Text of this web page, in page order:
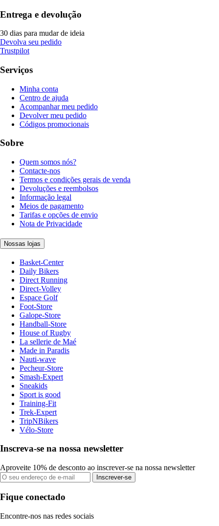
Entrega e devolução
30 dias para mudar de ideia
Devolva seu pedido
Trustpilot
Serviços
Minha conta
Centro de ajuda
Acompanhar meu pedido
Devolver meu pedido
Códigos promocionais
Sobre
Quem somos nós?
Contacte-nos
Termos e condições gerais de venda
Devoluções e reembolsos
Informação legal
Meios de pagamento
Tarifas e opções de envio
Nota de Privacidade
Nossas lojas
Basket-Center
Daily Bikers
Direct Running
Direct-Volley
Espace Golf
Foot-Store
Galope-Store
Handball-Store
House of Rugby
La sellerie de Maé
Made in Paradis
Nauti-wave
Pecheur-Store
Smash-Expert
Sneakids
Sport is good
Training-Fit
Trek-Expert
TripNBikers
Vélo-Store
Inscreva-se na nossa newsletter
Aproveite 10% de desconto ao inscrever-se na nossa newsletter
Inscrever-se
Fique conectado
Encontre-nos nas redes sociais